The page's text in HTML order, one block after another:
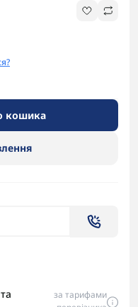
кошика
за тарифами